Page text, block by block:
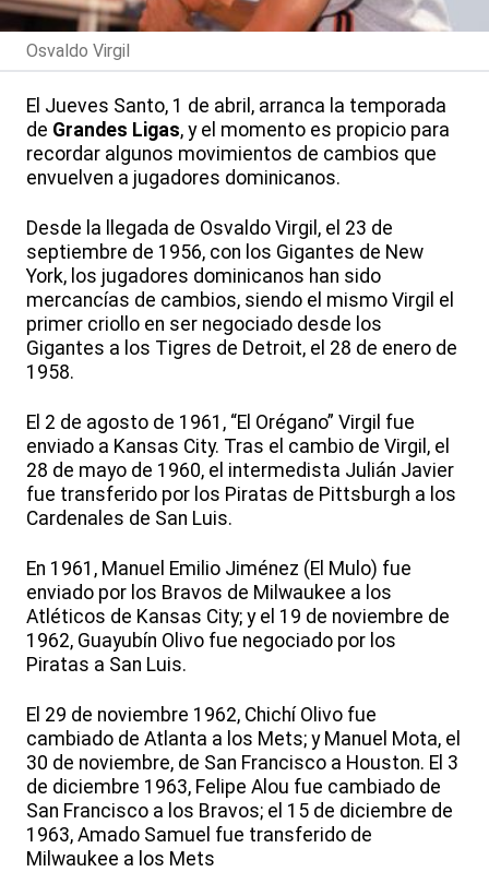
Osvaldo Virgil
El Jueves Santo, 1 de abril, arranca la temporada
de Grandes Ligas, y el momento es propicio para
recordar algunos movimientos de cambios que
envuelven a jugadores dominicanos.
Desde la llegada de Osvaldo Virgil, el 23 de
septiembre de 1956, con los Gigantes de New
York, los jugadores dominicanos han sido
mercancías de cambios, siendo el mismo Virgil el
primer criollo en ser negociado desde los
Gigantes a los Tigres de Detroit, el 28 de enero de
1958.
El 2 de agosto de 1961, “El Orégano” Virgil fue
enviado a Kansas City. Tras el cambio de Virgil, el
28 de mayo de 1960, el intermedista Julián Javier
fue transferido por los Piratas de Pittsburgh a los
Cardenales de San Luis.
En 1961, Manuel Emilio Jiménez (El Mulo) fue
enviado por los Bravos de Milwaukee a los
Atléticos de Kansas City; y el 19 de noviembre de
1962, Guayubín Olivo fue negociado por los
Piratas a San Luis.
El 29 de noviembre 1962, Chichí Olivo fue
cambiado de Atlanta a los Mets; y Manuel Mota, el
30 de noviembre, de San Francisco a Houston. El 3
de diciembre 1963, Felipe Alou fue cambiado de
San Francisco a los Bravos; el 15 de diciembre de
1963, Amado Samuel fue transferido de
Milwaukee a los Mets